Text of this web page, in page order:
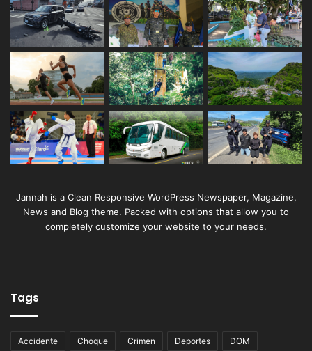
Jannah is a Clean Responsive WordPress Newspaper, Magazine,
News and Blog theme. Packed with options that allow you to
completely customize your website to your needs.
Tags
Accidente Choque Crimen Deportes DOM